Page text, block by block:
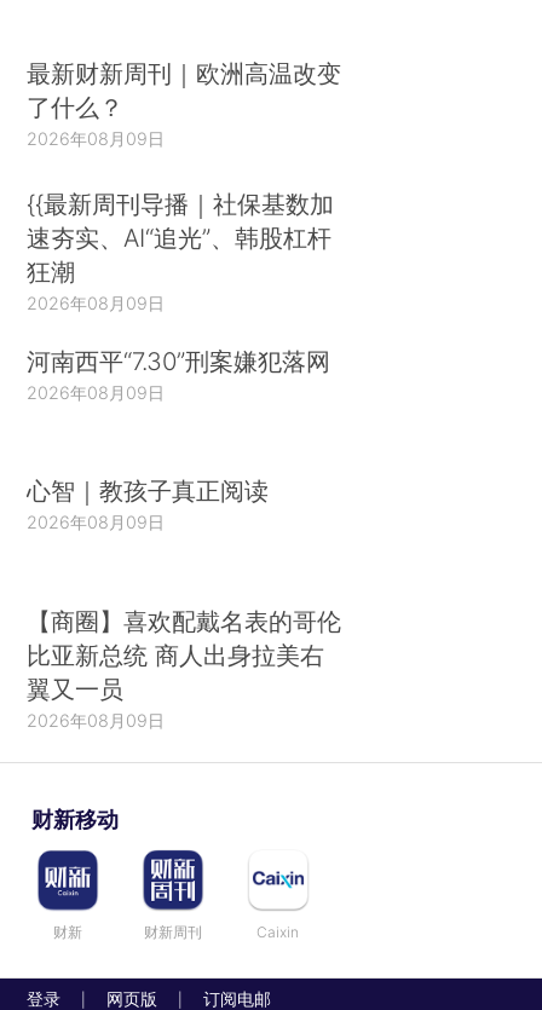
最新财新周刊｜欧洲高温改变
了什么？
2026年08月09日
{{最新周刊导播｜社保基数加
速夯实、AI“追光”、韩股杠杆
狂潮
2026年08月09日
河南西平“7.30”刑案嫌犯落网
2026年08月09日
心智｜教孩子真正阅读
2026年08月09日
【商圈】喜欢配戴名表的哥伦
比亚新总统 商人出身拉美右
翼又一员
2026年08月09日
财新移动
财新 财新周刊 Caixin
登录 网页版 订阅电邮